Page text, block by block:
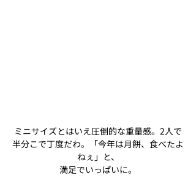
ミニサイズとはいえ圧倒的な重量感。2人で
半分こで丁度だわ。「今年は月餅、食べたよ
ねぇ」と、
満足でいっぱいに。